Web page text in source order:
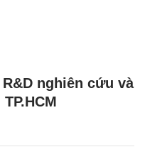
nghiên cứu và